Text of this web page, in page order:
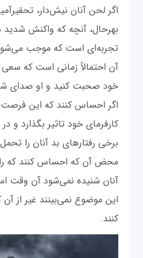
اگر لحن آنان نیش‌دار،
بهرحال، آنچه که واکنش شدید
تجربه‌ای است که موجب می‌شود
آن احتمالاً زمانی است که سعی
خود صحبت کنید و او صدای
اگر احساس کنند که این فرصت
کارفرمای خود تاثیر بگذارد و
برخی رفتارهای بد آنان را
محض آن که احساس کنند که
آنان شنیده نمی‌شود آن وقت
این موضوع نمی‌بینند غیر از
کنند.